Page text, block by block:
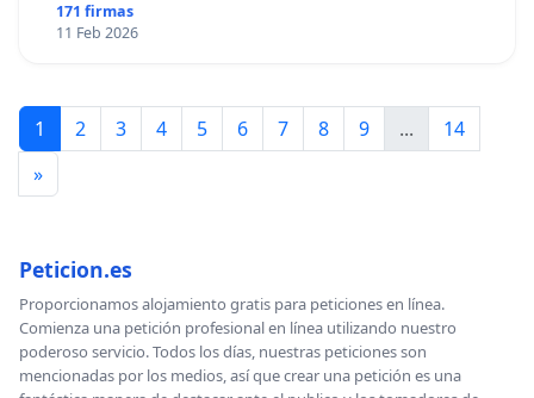
171 firmas
11 Feb 2026
1 2 3 4 5 6 7 8 9 ...
14
»
Peticion.es
Proporcionamos alojamiento gratis para peticiones en línea.
Comienza una petición profesional en línea utilizando nuestro
poderoso servicio. Todos los días, nuestras peticiones son
mencionadas por los medios, así que crear una petición es una